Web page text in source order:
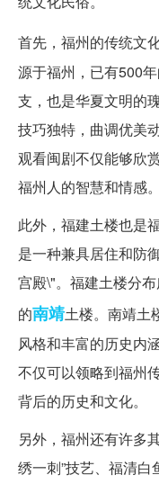
首先，福州的传统文
源于福州，已有500
支，也是华夏文明的
技巧独特，曲调优美
观看闽剧不仅能够欣
福州人的智慧和情感。
此外，福建土楼也是
是一种兼具居住和防
宫殿\"。福建土楼分
的南靖土楼。南靖土
风格和丰富的历史内
不仅可以领略到福州
背后的历史和文化。
另外，福州还有许多
绣一刺”技艺、福清